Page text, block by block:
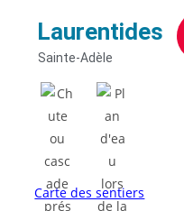
Laurentides
Sainte-Adèle
Carte des sentiers